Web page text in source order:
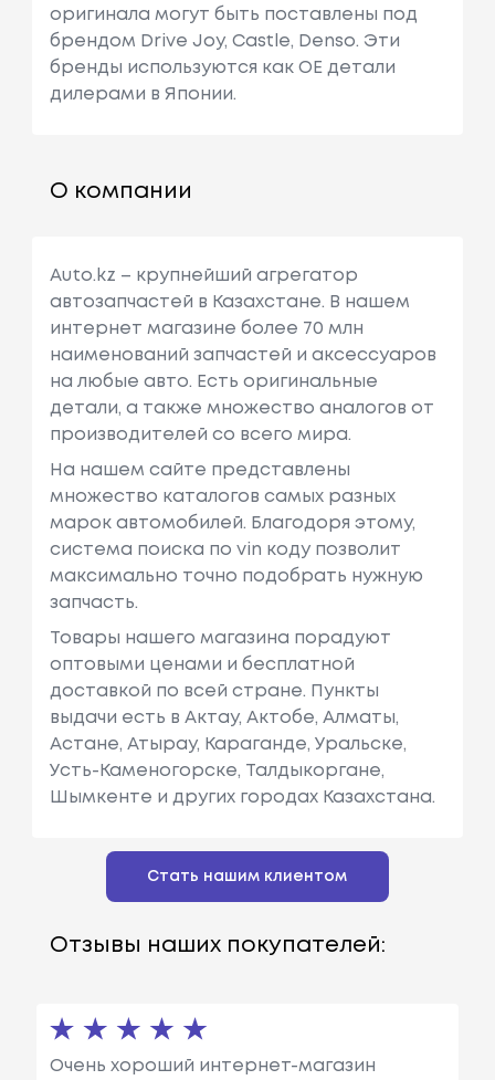
оригинала могут быть поставлены под
брендом Drive Joy, Castle, Denso. Эти
бренды используются как ОЕ детали
дилерами в Японии.
О компании
Auto.kz – крупнейший агрегатор
автозапчастей в Казахстане. В нашем
интернет магазине более 70 млн
наименований запчастей и аксессуаров
на любые авто. Есть оригинальные
детали, а также множество аналогов от
производителей со всего мира.
На нашем сайте представлены
множество каталогов самых разных
марок автомобилей. Благодоря этому,
система поиска по vin коду позволит
максимально точно подобрать нужную
запчасть.
Товары нашего магазина порадуют
оптовыми ценами и бесплатной
доставкой по всей стране. Пункты
выдачи есть в Актау, Актобе, Алматы,
Астане, Атырау, Караганде, Уральске,
Усть-Каменогорске, Талдыкоргане,
Шымкенте и других городах Казахстана.
Стать нашим клиентом
Отзывы наших покупателей:
Очень хороший интернет-магазин